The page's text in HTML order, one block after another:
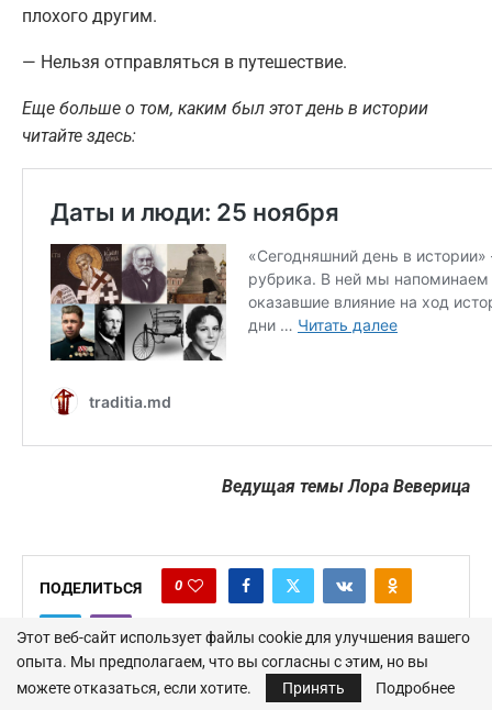
плохого другим.
— Нельзя отправляться в путешествие.
Еще больше о том, каким был этот день в истории
читайте здесь:
Ведущая темы Лора Веверица
ПОДЕЛИТЬСЯ 0
Предыдущая новость
Этот веб-сайт использует файлы cookie для улучшения вашего
опыта. Мы предполагаем, что вы согласны с этим, но вы
можете отказаться, если хотите.
Принять Подробнее